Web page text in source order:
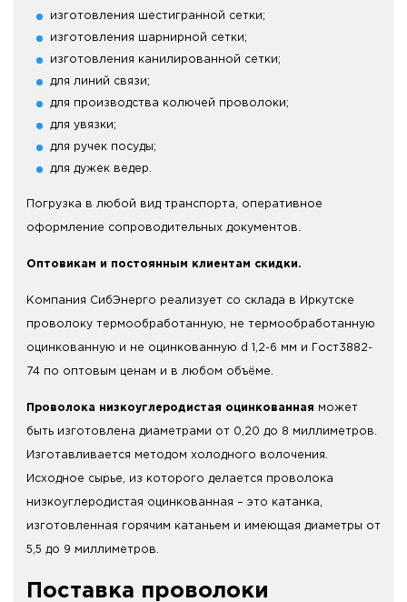
изготовления шестигранной сетки;
изготовления шарнирной сетки;
изготовления канилированной сетки;
для линий связи;
для производства колючей проволоки;
для увязки;
для ручек посуды;
для дужек ведер.
Погрузка в любой вид транспорта, оперативное
оформление сопроводительных документов.
Оптовикам и постоянным клиентам скидки.
Компания СибЭнерго реализует со склада в Иркутске
проволоку термообработанную, не термообработанную
оцинкованную и не оцинкованную d 1,2-6 мм и Гост3882-
74 по оптовым ценам и в любом объёме.
Проволока низкоуглеродистая оцинкованная может
быть изготовлена диаметрами от 0,20 до 8 миллиметров.
Изготавливается методом холодного волочения.
Исходное сырье, из которого делается проволока
низкоуглеродистая оцинкованная – это катанка,
изготовленная горячим катаньем и имеющая диаметры от
5,5 до 9 миллиметров.
Поставка проволоки